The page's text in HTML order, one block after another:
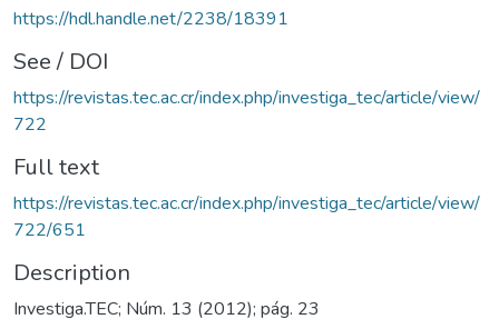
https://hdl.handle.net/2238/18391
See / DOI
https://revistas.tec.ac.cr/index.php/investiga_tec/article/view/
722
Full text
https://revistas.tec.ac.cr/index.php/investiga_tec/article/view/
722/651
Description
Investiga.TEC; Núm. 13 (2012); pág. 23